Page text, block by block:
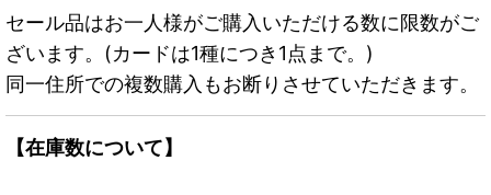
セール品はお一人様がご購入いただける数に限数がご
ざいます。(カードは1種につき1点まで。)
同一住所での複数購入もお断りさせていただきます。
【在庫数について】